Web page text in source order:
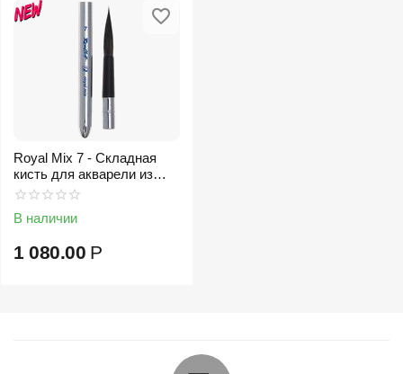
Royal Mix 7 - Складная
кисть для акварели из
белки микс
В наличии
1 080.00 Р